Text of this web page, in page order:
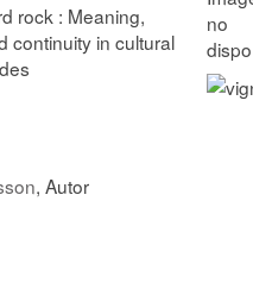
rock : Meaning,
continuity in cultural
, Autor